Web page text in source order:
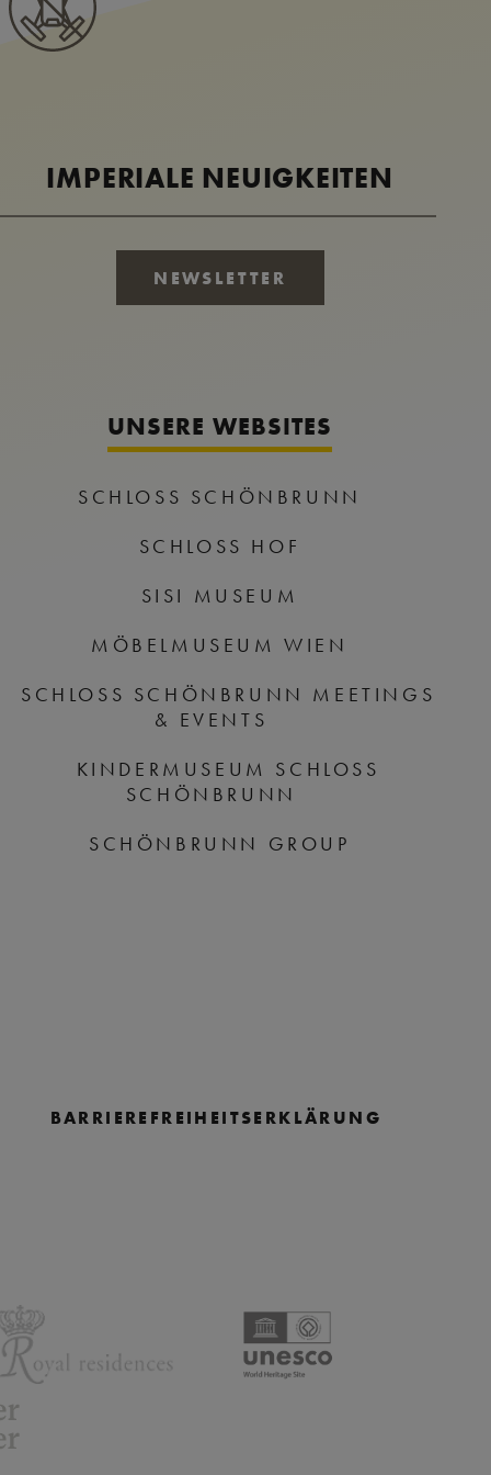
IMPERIALE NEUIGKEITEN
NEWSLETTER
UNSERE WEBSITES
SCHLOSS SCHÖNBRUNN
SCHLOSS HOF
SISI MUSEUM
MÖBELMUSEUM WIEN
SCHLOSS SCHÖNBRUNN MEETINGS
& EVENTS
KINDERMUSEUM SCHLOSS
SCHÖNBRUNN
SCHÖNBRUNN GROUP
BARRIEREFREIHEITSERKLÄRUNG